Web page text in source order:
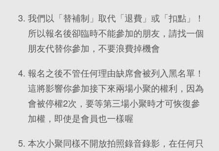
我們以「替補制」取代「退費」或「扣點」！
所以報名後卻臨時不能參加的朋友，請找一個
朋友代替你參加，不要浪費掉機會
報名之後不管任何理由缺席會被列入黑名單！
這將影響你參加接下來兩場小聚的權利，因為
會被停權2次，要等第三場小聚時才可恢復參
加權，即使是會員也一樣喔
本次小聚同樣不開放拍照錄音錄影，在任何只